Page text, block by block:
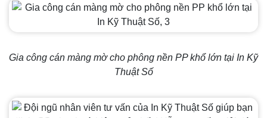
Gia công cán màng mờ cho phông nền PP khổ lớn tại In Kỹ
Thuật Số